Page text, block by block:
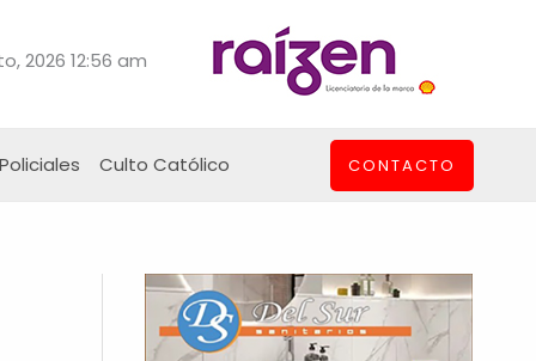
2026 12:56 am
Policiales Culto Católico CONTACTO